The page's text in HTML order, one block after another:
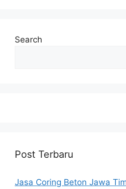
Search
Post Terbaru
Jasa Coring Beton Jawa